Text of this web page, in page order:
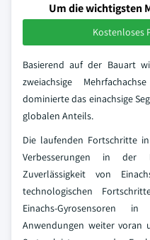
Um die wichtigsten
Kostenloses
Basierend auf der Bauart
zweiachsige
dominierte das einachsige
globalen Anteils.
Die laufenden Fortschritte
Verbesserungen in der
Zuverlässigkeit von
technologischen
Einachs-Gyrosensoren
Anwendungen weiter voran